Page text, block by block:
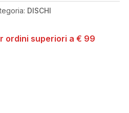
DISCHI
ordini superiori a € 99